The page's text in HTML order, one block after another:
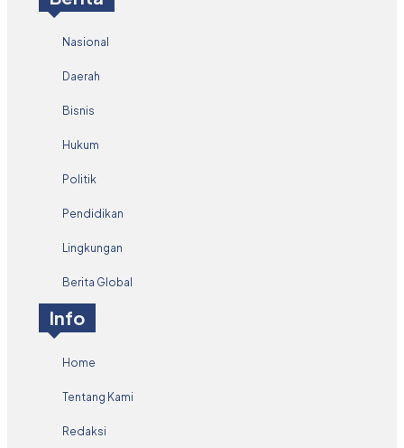
Nasional
Daerah
Bisnis
Hukum
Politik
Pendidikan
Lingkungan
Berita Global
Info
Home
Tentang Kami
Redaksi